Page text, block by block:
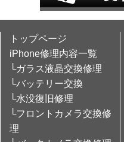
トップページ
iPhone修理内容一覧
└ガラス液晶交換修理
└バッテリー交換
└水没復旧修理
└フロントカメラ交換修
理